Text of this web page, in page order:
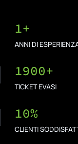
1+
ANNI DI
1900+
TICKET EVASI
10%
CLIENTI